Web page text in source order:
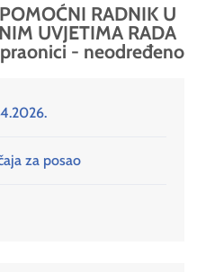
RADNIK U
UVJETIMA RADA
- neodređeno
za posao